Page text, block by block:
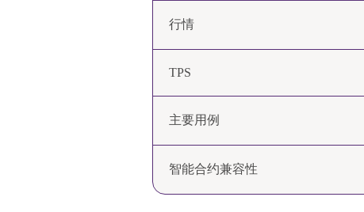
行情
TPS
主要用例
智能合约兼容性